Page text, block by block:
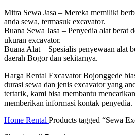
Mitra Sewa Jasa – Mereka memiliki
anda sewa, termasuk excavator.
Buana Sewa Jasa – Penyedia alat berat
ukuran excavator.
Buana Alat – Spesialis penyewaan alat
daerah Bogor dan sekitarnya.
Harga Rental Excavator Bojonggede
durasi sewa dan jenis excavator yang
tertarik, kami bisa membantu
memberikan informasi kontak penyedia.
Home Rental Products tagged “Sewa